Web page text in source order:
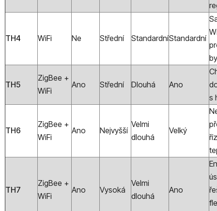
TH4 WiFi Ne Střední StandardníStandardní
TH5
ZigBee +
WiFi
Ano Střední Dlouhá Ano
s
TH6
ZigBee +
WiFi
Ano Nejvyšší
Velmi
dlouhá
Velký
TH7
ZigBee +
WiFi
Ano Vysoká
Velmi
dlouhá
Ano